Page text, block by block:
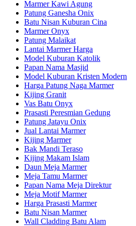
Marmer Kawi Agung
Patung Ganesha Onix
Batu Nisan Kuburan Cina
Marmer Onyx
Patung Malaikat
Lantai Marmer Harga
Model Kuburan Katolik
Papan Nama Masjid
Model Kuburan Kristen Modern
Harga Patung Naga Marmer
Kijing Granit
Vas Batu Onyx
Prasasti Peresmian Gedung
Patung Jatayu Onix
Jual Lantai Marmer
Kijing Marmer
Bak Mandi Teraso
Kijing Makam Islam
Daun Meja Marmer
Meja Tamu Marmer
Papan Nama Meja Direktur
Meja Motif Marmer
Harga Prasasti Marmer
Batu Nisan Marmer
Wall Cladding Batu Alam